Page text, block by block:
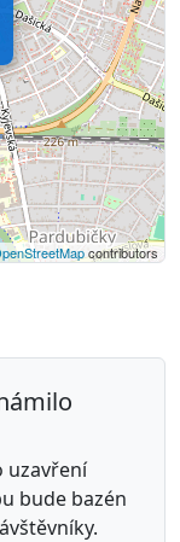
contributors
uzavření
bude bazén